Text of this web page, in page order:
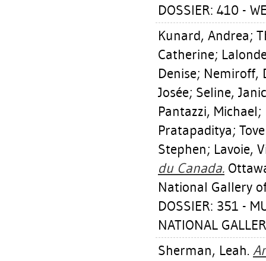
DOSSIER: 410 -
Kunard, Andrea;
Catherine;
Denise; Nemiroff,
Josée; Seline,
Pantazzi, Michael;
Pratapaditya;
Stephen; Lavoie,
du Canada.
National Gallery
DOSSIER: 351 -
NATIONAL
Sherman, Leah.